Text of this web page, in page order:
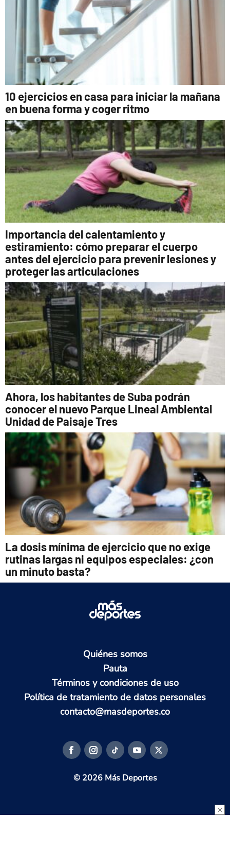
10 ejercicios en casa para iniciar la mañana
en buena forma y coger ritmo
Importancia del calentamiento y
estiramiento: cómo preparar el cuerpo
antes del ejercicio para prevenir lesiones y
proteger las articulaciones
Ahora, los habitantes de Suba podrán
conocer el nuevo Parque Lineal Ambiental
Unidad de Paisaje Tres
La dosis mínima de ejercicio que no exige
rutinas largas ni equipos especiales: ¿con
un minuto basta?
Quiénes somos
Pauta
Términos y condiciones de uso
Política de tratamiento de datos personales
contacto@masdeportes.co
© 2026 Más Deportes